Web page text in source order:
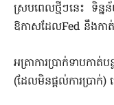
ស្របពេលថ្មីៗនេះ ទិន្ន
ឱកាសដែលFed នឹងកាត់
អត្រាការប្រាក់ទាបកា
(ដែលមិនផ្តល់ការប្រាក់